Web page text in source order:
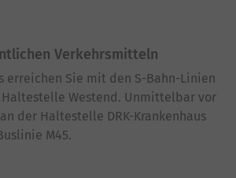
Verkehrsmitteln
erreichen Sie mit den S-Bahn-Linien
Haltestelle Westend. Unmittelbar vor
der Haltestelle DRK-Krankenhaus
M45.